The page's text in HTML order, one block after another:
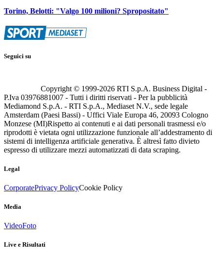
Torino, Belotti: "Valgo 100 milioni? Spropositato"
Seguici su
Copyright © 1999-2026 RTI S.p.A. Business Digital -
P.Iva 03976881007 - Tutti i diritti riservati - Per la pubblicità
Mediamond S.p.A. - RTI S.p.A., Mediaset N.V., sede legale
Amsterdam (Paesi Bassi) - Uffici Viale Europa 46, 20093 Cologno
Monzese (MI)Rispetto ai contenuti e ai dati personali trasmessi e/o
riprodotti è vietata ogni utilizzazione funzionale all’addestramento di
sistemi di intelligenza artificiale generativa. È altresì fatto divieto
espresso di utilizzare mezzi automatizzati di data scraping.
Legal
CorporatePrivacy PolicyCookie Policy
Media
VideoFoto
Live e Risultati